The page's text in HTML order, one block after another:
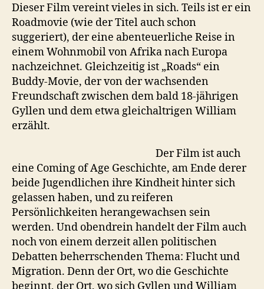
Dieser Film vereint vieles in sich. Teils ist er ein
Roadmovie (wie der Titel auch schon
suggeriert), der eine abenteuerliche Reise in
einem Wohnmobil von Afrika nach Europa
nachzeichnet. Gleichzeitig ist „Roads“ ein
Buddy-Movie, der von der wachsenden
Freundschaft zwischen dem bald 18-jährigen
Gyllen und dem etwa gleichaltrigen William
erzählt.
Der Film ist auch
eine Coming of Age Geschichte, am Ende derer
beide Jugendlichen ihre Kindheit hinter sich
gelassen haben, und zu reiferen
Persönlichkeiten herangewachsen sein
werden. Und obendrein handelt der Film auch
noch von einem derzeit allen politischen
Debatten beherrschenden Thema: Flucht und
Migration. Denn der Ort, wo die Geschichte